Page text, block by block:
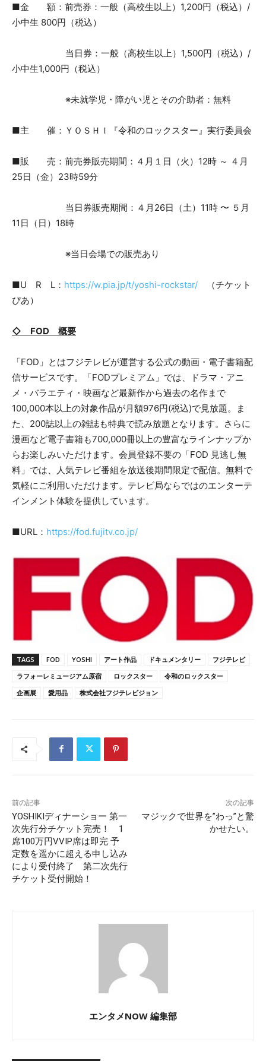
■金 額：前売券：一般（高校生以上）1,200円（税込）/
小中生 800円（税込）
当日券：一般（高校生以上）1,500円（税込）/
小中生1,000円（税込）
※未就学児・障がい児とその介助者：無料
■主 催：ＹＯＳＨＩ『令和のロックスター』実行委員会
■販 売：前売券販売期間：４月１日（火）12時 ～ ４月
25日（金）23時59分
当日券販売期間：４月26日（土）11時 〜 ５月
11日（日）18時
※当日会場での販売あり
■U R L： https://w.pia.jp/t/yoshi-rockstar/ （チケット
ぴあ）
◇ FOD 概要
「FOD」とはフジテレビが運営する公式の動画・電子書籍配
信サービスです。「FODプレミアム」では、ドラマ・アニ
メ・バラエティ・映画など最新作から過去の名作まで
100,000本以上の対象作品が月額976円(税込)で見放題。ま
た、200誌以上の雑誌も特典で読み放題となります。さらに
漫画など電子書籍も700,000冊以上の豊富なラインナップか
らお楽しみいただけます。会員登録不要の「FOD 見逃し無
料」では、人気テレビ番組を放送後期間限定で配信。無料で
気軽にご利用いただけます。テレビ局ならではのエンターテ
インメント体験を提供しています。
■URL： https://fod.fujitv.co.jp/
TAGS FOD YOSHI アート作品 ドキュメンタリー
フジテレビ
ラフォーレミュージアム原宿
ロックスター
令和のロックスター
企画展
愛用品 株式会社フジテレビジョン
前の記事
YOSHIKIディナーショー 第一
次先行分チケット完売！ 1
席100万円VVIP席は即完 予
定数を遥かに超える申し込み
により受付終了 第二次先行
チケット受付開始！
次の記事
マジックで世界を”わっ”と驚
かせたい。
エンタメNOW 編集部